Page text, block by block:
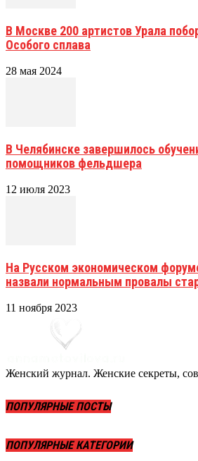
В Москве 200 артистов Урала
Особого сплава
28 мая 2024
В Челябинске завершилось
помощников фельдшера
12 июля 2023
На Русском экономическом
назвали нормальным провалы
11 ноября 2023
Женский журнал. Женские секреты,
ПОПУЛЯРНЫЕ ПОСТЫ
ПОПУЛЯРНЫЕ КАТЕГОРИИ